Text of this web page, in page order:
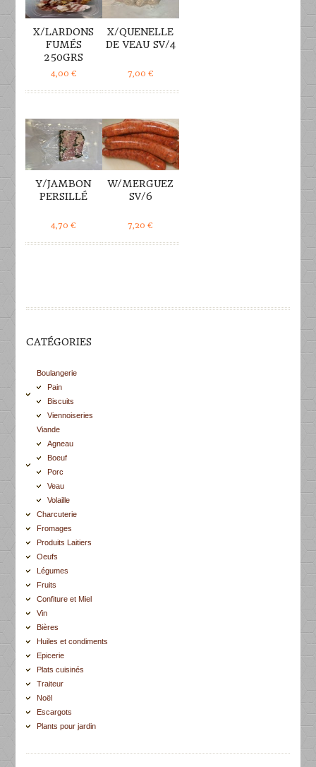
X/LARDONS
FUMÉS
250GRS
4,00 €
X/QUENELLE
DE VEAU SV/4
7,00 €
Y/JAMBON
PERSILLÉ
4,70€
W/MERGUEZ
SV/6
7,20€
CATÉGORIES
Boulangerie
Pain
Biscuits
Viennoiseries
Viande
Agneau
Boeuf
Porc
Veau
Volaille
Charcuterie
Fromages
Produits Laitiers
Oeufs
Légumes
Fruits
Confiture et Miel
Vin
Bières
Huiles et condiments
Epicerie
Plats cuisinés
Traiteur
Noël
Escargots
Plants pour jardin